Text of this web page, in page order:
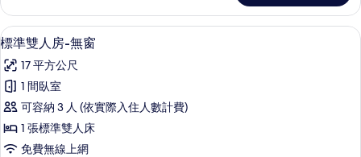
的
詳
情
顯
示
標
準
雙
人
標準雙人房-無窗 | 免費無線上網、床單
6
標準雙人房-無窗
17 平方公尺
1 間臥室
可容納 3 人 (依實際入住人數計費)
1 張標準雙人床
免費無線上網